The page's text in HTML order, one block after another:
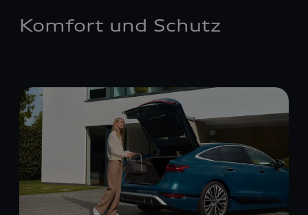
Komfort und Schutz